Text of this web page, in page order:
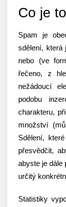
Co je
Spam je
sdělení, která
nebo (ve
řečeno, z
nežádoucí
podobu
charakteru,
množství
Sdělení,
přesvědčit,
abyste je dále
určitý
Statistiky